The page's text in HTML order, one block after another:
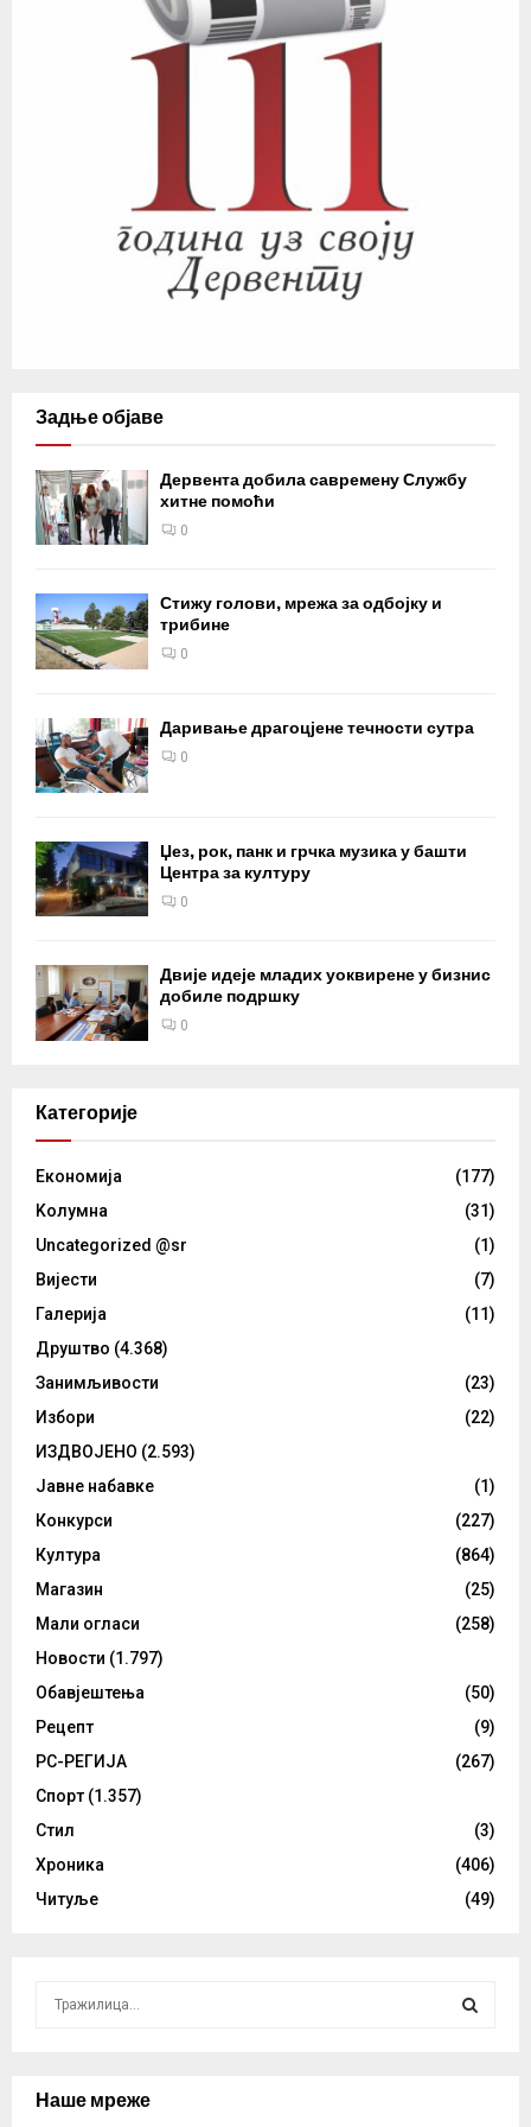
Задње објаве
Дервента добила савремену Службу
хитне помоћи
0
Стижу голови, мрежа за одбојку и
трибине
0
Даривање драгоцјене течности сутра
0
Џез, рок, панк и грчка музика у башти
Центра за културу
0
Двије идеје младих уоквирене у бизнис
добиле подршку
0
Категорије
Eкономија
(177)
Kолумнa
(31)
Uncategorized @sr
(1)
Вијести
(7)
Галерија
(11)
Друштво (4.368)
Занимљивости
(23)
Избори
(22)
ИЗДВОЈЕНО (2.593)
Јавне набавке
(1)
Конкурси
(227)
Култура
(864)
Магазин
(25)
Мали огласи
(258)
Новости (1.797)
Обавјештења
(50)
Рецепт
(9)
РС-РЕГИЈА
(267)
Спорт (1.357)
Стил
(3)
Хроника
(406)
Читуље
(49)
cНаше мреже